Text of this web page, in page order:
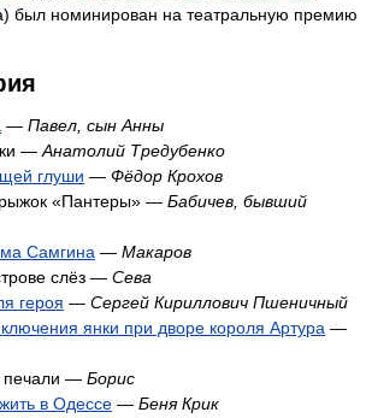
был номинирован на театральную премию
— Павел, сын Анны
— Анатолий Тредубенко
глуши — Фёдор Крохов
«Пантеры» — Бабичев, бывший
Самгина — Макаров
слёз — Сева
героя — Сергей Кириллович Пшеничный
янки при дворе короля Артура —
— Борис
в Одессе — Беня Крик